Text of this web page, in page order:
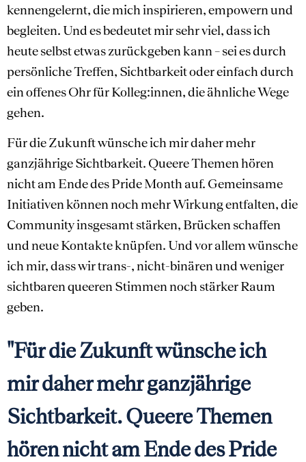
kennengelernt, die mich inspirieren, empowern und
begleiten. Und es bedeutet mir sehr viel, dass ich
heute selbst etwas zurückgeben kann – sei es durch
persönliche Treffen, Sichtbarkeit oder einfach durch
ein offenes Ohr für Kolleg:innen, die ähnliche Wege
gehen.
Für die Zukunft wünsche ich mir daher mehr
ganzjährige Sichtbarkeit. Queere Themen hören
nicht am Ende des Pride Month auf. Gemeinsame
Initiativen können noch mehr Wirkung entfalten, die
Community insgesamt stärken, Brücken schaffen
und neue Kontakte knüpfen. Und vor allem wünsche
ich mir, dass wir trans-, nicht-binären und weniger
sichtbaren queeren Stimmen noch stärker Raum
geben.
"Für die Zukunft wünsche ich
mir daher mehr ganzjährige
Sichtbarkeit. Queere Themen
hören nicht am Ende des Pride